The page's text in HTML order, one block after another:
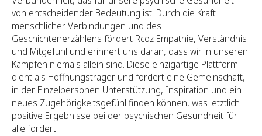
von entscheidender Bedeutung ist. Durch die Kraft
menschlicher Verbindungen und des
Geschichtenerzählens fördert Rcoz Empathie, Verständnis
und Mitgefühl und erinnert uns daran, dass wir in unseren
Kämpfen niemals allein sind. Diese einzigartige Plattform
dient als Hoffnungsträger und fördert eine Gemeinschaft,
in der Einzelpersonen Unterstützung, Inspiration und ein
neues Zugehörigkeitsgefühl finden können, was letztlich
positive Ergebnisse bei der psychischen Gesundheit für
alle fördert.